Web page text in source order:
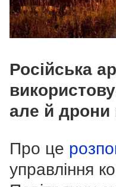
Російська
але й дрони
Про це
управління